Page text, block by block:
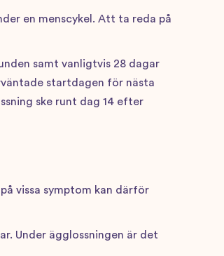
en menscykel. Att ta reda på
samt vanligtvis 28 dagar
startdagen för nästa
ske runt dag 14 efter
vissa symptom kan därför
Under ägglossningen är det